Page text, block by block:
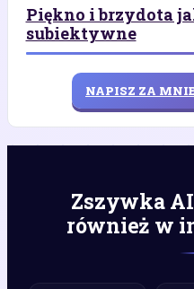
Piękno i brzydota
subiektywne
NAPISZ ZA
Zszywka
również w